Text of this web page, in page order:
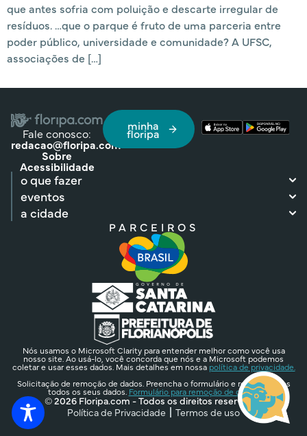
que antes sofria com poluição e descarte irregular de
resíduos. …que o parque é fruto de uma parceria entre
poder público, universidade e comunidade? A UFSC,
associações de […]
Fale conosco:
redacao@floripa.com
Sobre
Acessibilidade
minha
floripa
o que fazer
eventos
a cidade
PARCEIROS
Nós usamos o Microsoft Clarity para entender melhor como você usa
nosso site. Ao usá-lo, você concorda que nós e a Microsoft podemos
coletar e usar esses dados. Mais detalhes em nossa política de privacidade.
Solicitação de remoção de dados. Preencha o formulário e removeremos
todos os seus dados. Formulário para remoção de dados.
© 2026 Floripa.com - Todos os direitos reservados
Política de Privacidade
Termos de uso